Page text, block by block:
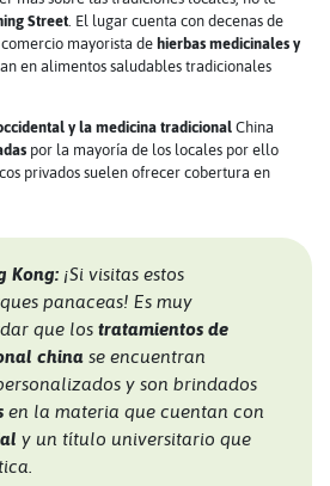
Street . El lugar cuenta con decenas de
mayorista de hierbas medicinales y
en alimentos saludables tradicionales
y la medicina tradicional China
por la mayoría de los locales por ello
privados suelen ofrecer cobertura en
Kong: ¡Si visitas estos
panaceas! Es muy
que los tratamientos de
china se encuentran
y son brindados
en la materia que cuentan con
y un título universitario que